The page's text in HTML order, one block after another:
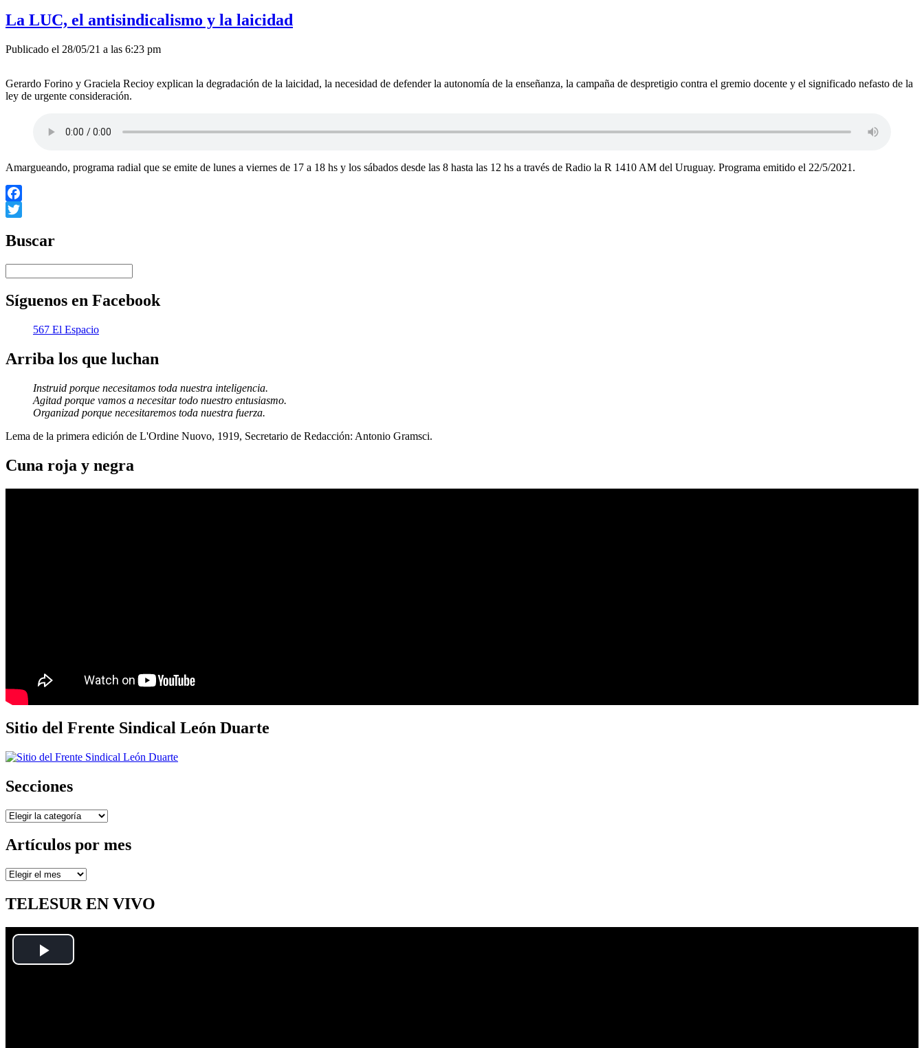
La LUC, el antisindicalismo y la laicidad
Publicado el 28/05/21 a las 6:23 pm
Gerardo Forino y Graciela Recioy explican la degradación de la laicidad, la necesidad de defender la autonomía de la enseñanza, la campaña de despretigio contra el gremio docente y el significado nefasto de la
ley de urgente consideración.
Amargueando, programa radial que se emite de lunes a viernes de 17 a 18 hs y los sábados desde las 8 hasta las 12 hs a través de Radio la R 1410 AM del Uruguay. Programa emitido el 22/5/2021.
Facebook
Buscar
Síguenos en Facebook
567 El Espacio
Arriba los que luchan
Instruid porque necesitamos toda nuestra inteligencia.
Agitad porque vamos a necesitar todo nuestro entusiasmo.
Organizad porque necesitaremos toda nuestra fuerza.
Lema de la primera edición de L'Ordine Nuovo, 1919, Secretario de Redacción: Antonio Gramsci.
Cuna roja y negra
Sitio del Frente Sindical León Duarte
Secciones
Secciones
Artículos por mes
Artículos
mes
TELESUR EN VIVO